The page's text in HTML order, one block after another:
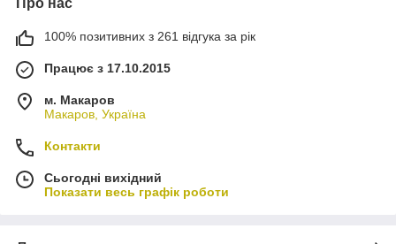
Про нас
100% позитивних з 261 відгука за рік
Працює з 17.10.2015
м. Макаров
Макаров, Україна
Контакти
Сьогодні вихідний
Показати весь графік роботи